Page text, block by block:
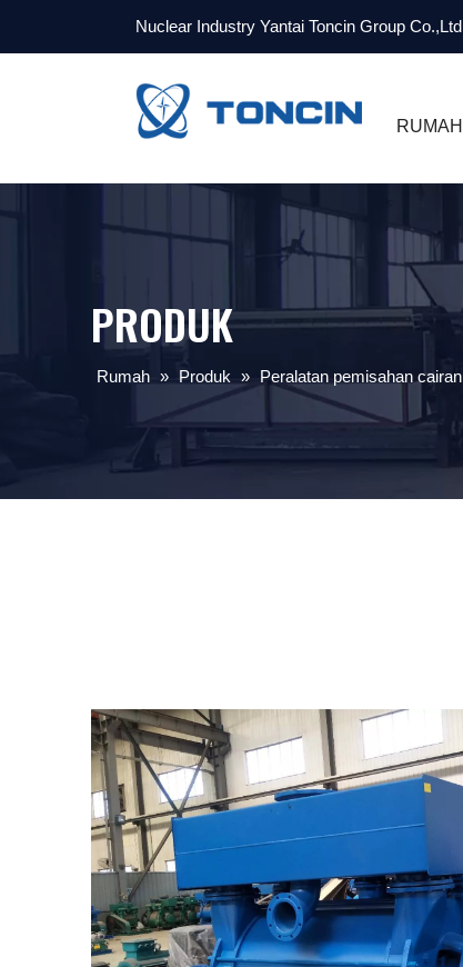
Nuclear Industry Yantai Toncin Group
RUMAH
PRODUK
Rumah » Produk » Peralatan pemisahan